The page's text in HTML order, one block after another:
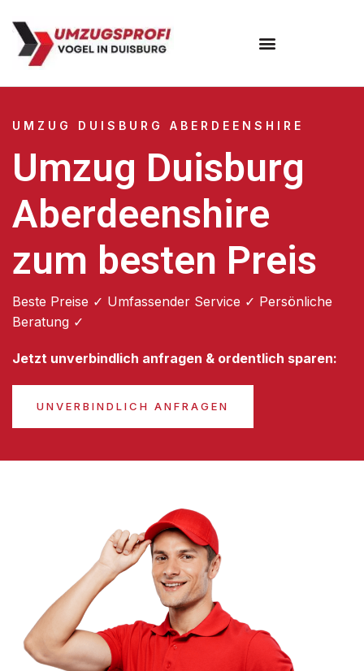
UMZUG DUISBURG ABERDEENSHIRE
Umzug Duisburg
Aberdeenshire
zum besten Preis
Beste Preise ✓ Umfassender Service ✓ Persönliche
Beratung ✓
Jetzt unverbindlich anfragen & ordentlich sparen:
UNVERBINDLICH ANFRAGEN